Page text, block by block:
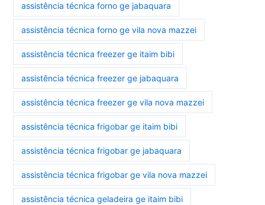
assistência técnica forno ge jabaquara
assistência técnica forno ge vila nova mazzei
assistência técnica freezer ge itaim bibi
assistência técnica freezer ge jabaquara
assistência técnica freezer ge vila nova mazzei
assistência técnica frigobar ge itaim bibi
assistência técnica frigobar ge jabaquara
assistência técnica frigobar ge vila nova mazzei
assistência técnica geladeira ge itaim bibi